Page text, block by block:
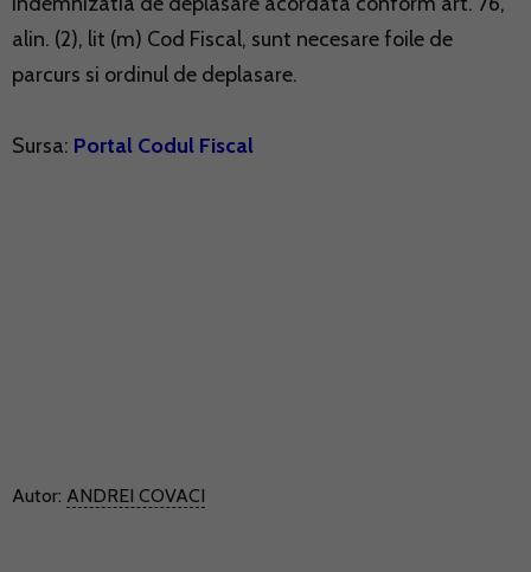
alin. (2), lit (m) Cod Fiscal, sunt necesare foile de
parcurs si ordinul de deplasare.
Sursa: Portal Codul Fiscal
Autor: ANDREI COVACI